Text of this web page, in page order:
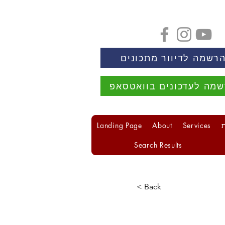
לדיוור מתכונים
לעדכונים בוואטסאפ
Services
About
Landing Page
Search Results
< Back